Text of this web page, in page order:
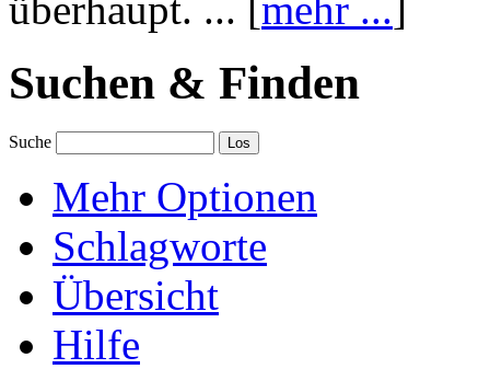
Suchen & Finden
Suche
Mehr Optionen
Schlagworte
Übersicht
Hilfe